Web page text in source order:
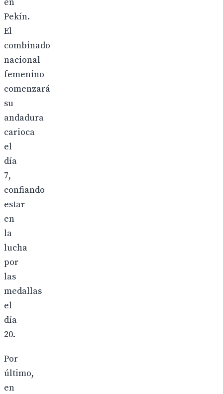
Pekín.
El
combinado
nacional
femenino
comenzará
su
andadura
carioca
el
día
7,
confiando
estar
en
la
lucha
por
las
medallas
el
día
20.
Por
último,
en